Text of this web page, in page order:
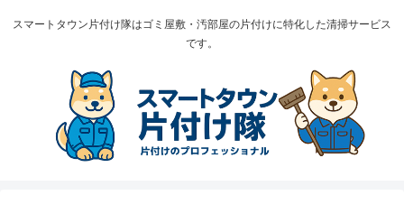
スマートタウン片付け隊はゴミ屋敷・汚部屋の片付けに特化した清掃サービス
です。